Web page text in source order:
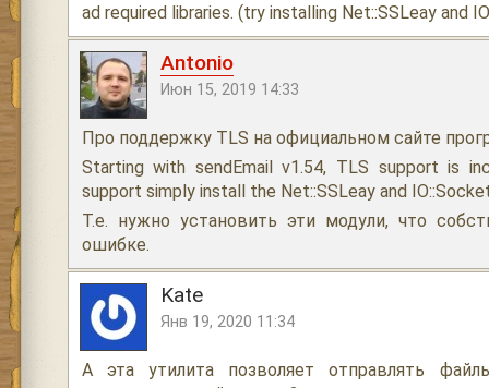
ad required libraries. (try installing Net::SSLeay and
Antonio
Июн 15, 2019 14:33
Про поддержку TLS на официальном сайте
Starting with sendEmail v1.54, TLS support is
support simply install the Net::SSLeay and
Т.е. нужно установить эти модули, что
ошибке.
Kate
Янв 19, 2020 11:34
А эта утилита позволяет отправлять